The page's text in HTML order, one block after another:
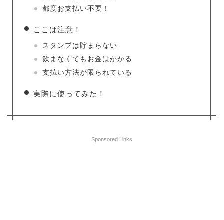
都度お支払い不要！
ここは注意！
スタンプは貯まらない
飲まなくてもお金はかかる
支払い方法が限られている
実際に使ってみた！
Sponsored Links